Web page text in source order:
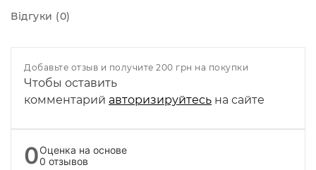
Відгуки (0)
Добавьте отзыв и получите 200 грн на покупки
Чтобы оставить
комментарий авторизируйтесь на сайте
0Оценка на основе
0 отзывов